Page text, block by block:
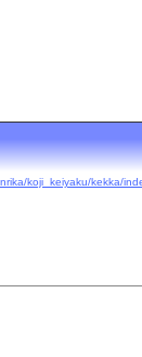
koji_keiyaku/kekka/